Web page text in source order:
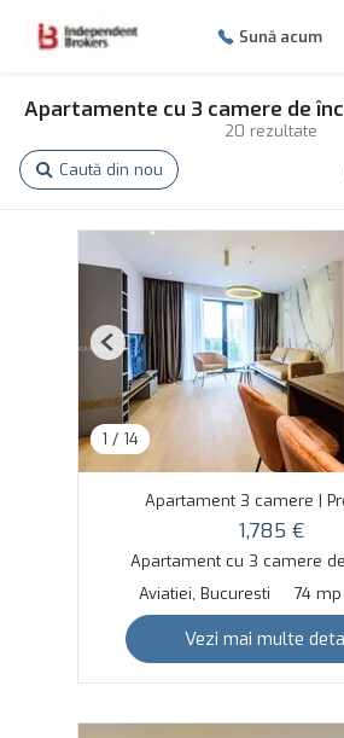
Sună acum
20 rezultate
Apartamente cu 3 camere de
Caută din nou
1 / 14
Previous
Apartament 3 camere |
1,785 €
Apartament cu 3 camere
Aviatiei, Bucuresti
74 mp
Vezi mai multe